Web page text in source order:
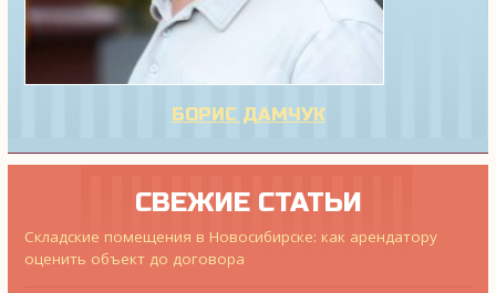
БОРИС ДАМЧУК
СВЕЖИЕ СТАТЬИ
Складские помещения в Новосибирске: как арендатору
оценить объект до договора